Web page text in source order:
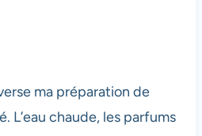
ma préparation de
L’eau chaude, les parfums